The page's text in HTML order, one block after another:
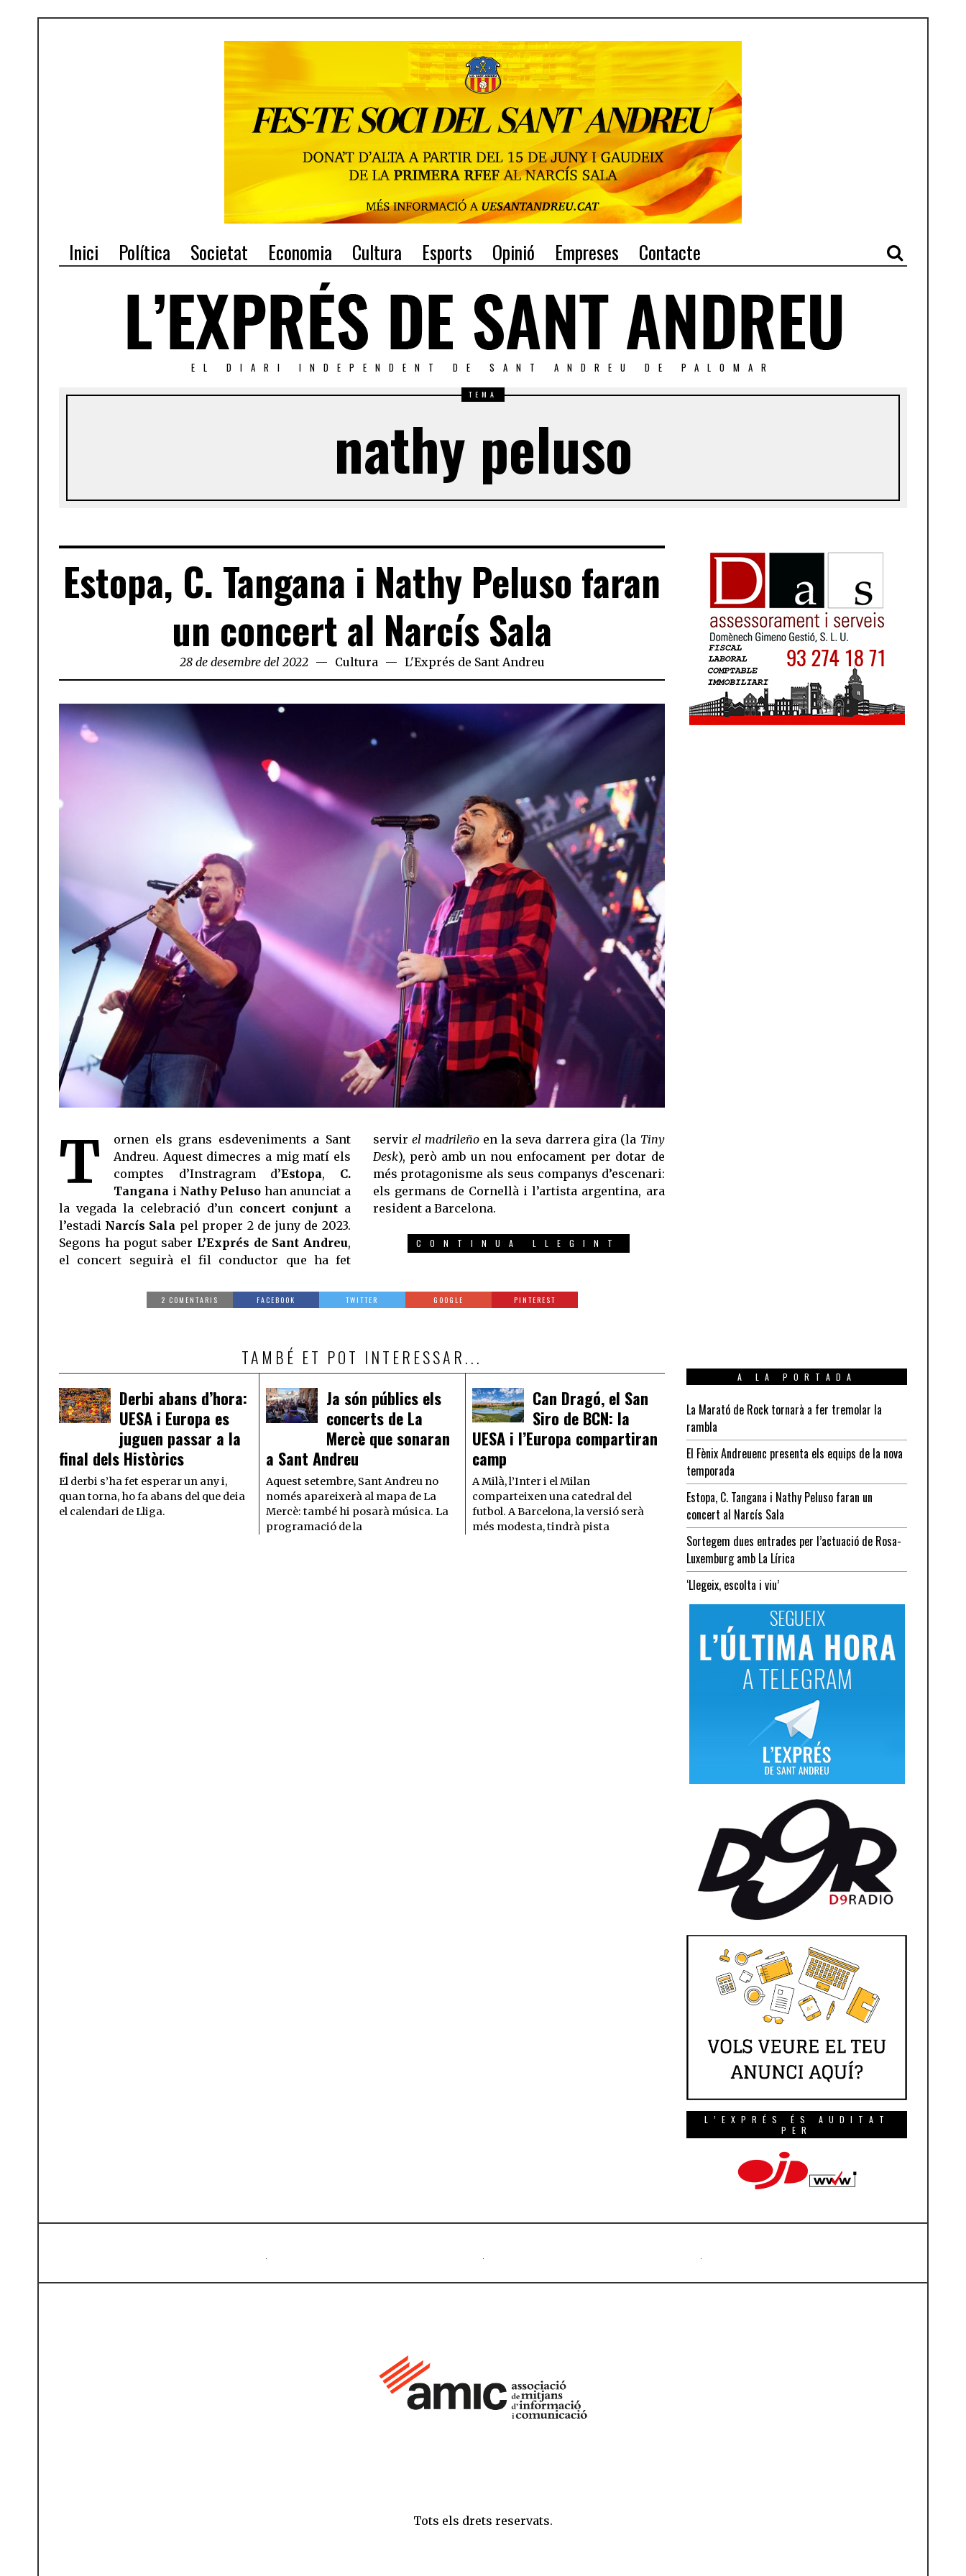
Inici Política Societat Economia Cultura Esports Opinió Empreses Contacte
EL DIARI INDEPENDENT DE SANT ANDREU DE PALOMAR
TEMA
nathy peluso
Estopa, C. Tangana i Nathy Peluso faran
un concert al Narcís Sala
28 de desembre del 2022 Cultura L'Exprés de Sant Andreu
T
ornen els grans esdeveniments a Sant
Andreu. Aquest dimecres a mig matí els
comptes d’Instragram d’Estopa, C.
Tangana i Nathy Peluso han anunciat a
la vegada la celebració d’un concert conjunt a
l’estadi Narcís Sala pel proper 2 de juny de 2023.
Segons ha pogut saber L’Exprés de Sant Andreu,
el concert seguirà el fil conductor que ha fet
servir el madrileñoen la seva darrera gira (la Tiny
Desk), però amb un nou enfocament per dotar de
més protagonisme als seus companys d’escenari:
els germans de Cornellà i l’artista argentina, ara
resident a Barcelona.
CONTINUA LLEGINT
2 COMENTARIS FACEBOOK TWITTER GOOGLE PINTEREST
TAMBÉ ET POT INTERESSAR...
Derbi abans d’hora:
UESA i Europa es
juguen passar a la
final dels Històrics
El derbi s’ha fet esperar un any i,
quan torna, ho fa abans del que deia
el calendari de Lliga.
Ja són públics els
concerts de La
Mercè que sonaran
a Sant Andreu
Aquest setembre, Sant Andreu no
només apareixerà al mapa de La
Mercè: també hi posarà música. La
programació de la
Can Dragó, el San
Siro de BCN: la
UESA i l’Europa compartiran
camp
A Milà, l’Inter i el Milan
comparteixen una catedral del
futbol. A Barcelona, la versió serà
més modesta, tindrà pista
A LA PORTADA
La Marató de Rock tornarà a fer tremolar la
rambla
El Fènix Andreuenc presenta els equips de la nova
temporada
Estopa, C. Tangana i Nathy Peluso faran un
concert al Narcís Sala
Sortegem dues entrades per l’actuació de Rosa-
Luxemburg amb La Lírica
‘Llegeix, escolta i viu’
L’EXPRÉS ÉS AUDITAT
PER
Tots els drets reservats.